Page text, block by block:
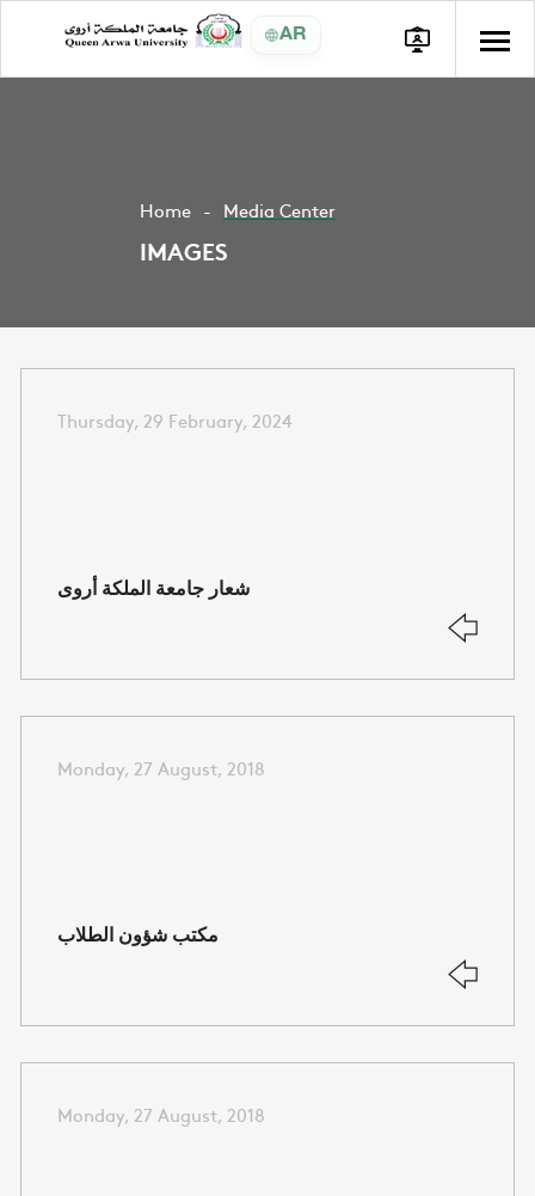
AR
Home Media Center
IMAGES
Thursday, 29 February, 2024
شعار جامعة الملكة أروى
Monday, 27 August, 2018
مكتب شؤون الطلاب
Monday, 27 August, 2018